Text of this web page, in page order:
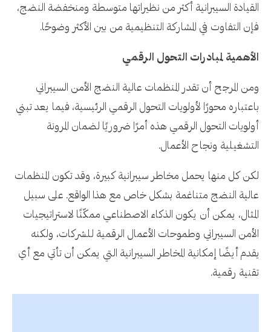
القيادة السيبرانية أكثر من نظيراتها متوسطة ومنخفضة النضج،
فإن التفاوت في المشاركة التنظيمية من بين الأكثر وضوحًا.
الأهمية لمبادرات التحول الرقمي
ومن المرجح أن تقدر المنظمات عالية النضج الأمن السيبراني
باعتباره محورًا لأولويات التحول الرقمي الرئيسية، فيما يعد تبني
أولويات التحول الرقمي هذه أمرًا ضروريًا لضمان المرونة
التشغيلية ونجاح الأعمال.
لكن كل منها يحمل مخاطر سيبرانية كبيرة، وقد تكون المنظمات
عالية النضج متناغمة بشكل خاص مع هذا الواقع. على سبيل
المثال، يمكن أن يكون الذكاء الاصطناعي ممكّنًا لاستراتيجيات
الأمن السيبراني وطموحات الأعمال الرقمية للشركات، ولكنه
يقدم أيضًا إمكانية المخاطر السيبرانية التي يمكن أن تأتي مع أي
تقنية رقمية.